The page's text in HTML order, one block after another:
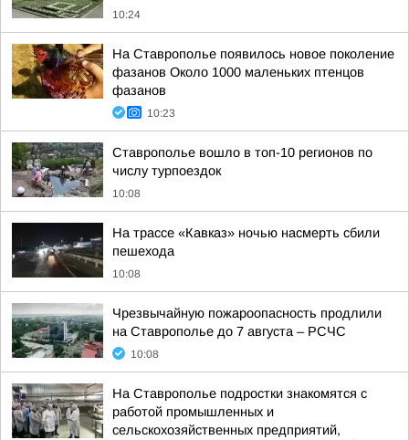
10:24
На Ставрополье появилось новое поколение
фазанов Около 1000 маленьких птенцов
фазанов
10:23
Ставрополье вошло в топ-10 регионов по
числу турпоездок
10:08
На трассе «Кавказ» ночью насмерть сбили
пешехода
10:08
Чрезвычайную пожароопасность продлили
на Ставрополье до 7 августа – РСЧС
10:08
На Ставрополье подростки знакомятся с
работой промышленных и
сельскохозяйственных предприятий,